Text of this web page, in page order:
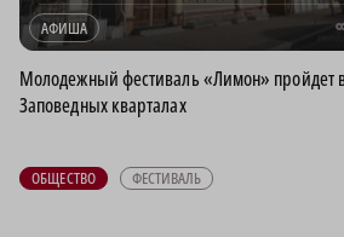
АФИША
Молодежный фестиваль «Лимон» пройдет
Заповедных кварталах
ОБЩЕСТВО ФЕСТИВАЛЬ